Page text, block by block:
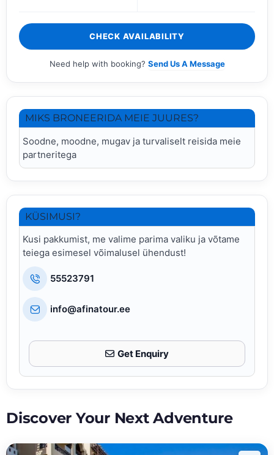
CHECK AVAILABILITY
Need help with booking? Send Us A Message
MIKS BRONEERIDA MEIE JUURES?
Soodne, moodne, mugav ja turvaliselt reisida meie
partneritega
KÜSIMUSI?
Kusi pakkumist, me valime parima valiku ja võtame
teiega esimesel võimalusel ühendust!
55523791
info@afinatour.ee
Get Enquiry
Discover Your Next Adventure